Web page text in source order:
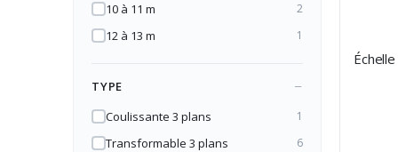
10 à 11 m 2
12 à 13 m 1
TYPE
Coulissante 3 plans
1
Transformable 3 plans 6